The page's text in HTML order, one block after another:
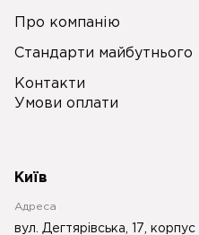
Про компанію
Стандарти майбутнього
Контакти
Умови оплати
Київ
Адреса
вул. Дегтярівська, 17, корпус 1